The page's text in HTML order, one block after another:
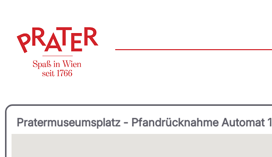
Pratermuseumsplatz - Pfandrücknahme Automat 1